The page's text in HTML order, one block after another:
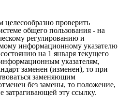
проверить
общего пользования - на
регулированию и
информационному указателю
на 1 января текущего
указателям,
заменен (изменен), то при
заменяющим
без замены, то положение,
затрагивающей эту ссылку.